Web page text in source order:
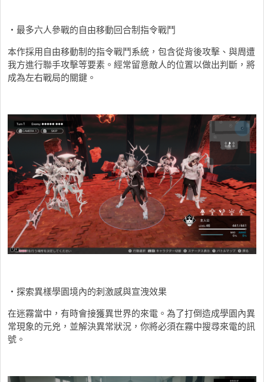
・最多六人參戰的自由移動回合制指令戰鬥
本作採用自由移動制的指令戰鬥系統，包含從背後攻擊、與周遭
我方進行聯手攻擊等要素。經常留意敵人的位置以做出判斷，將
成為左右戰局的關鍵。
・探索異樣學園境內的刺激感與宣洩效果
在迷霧當中，有時會接獲異世界的來電。為了打倒造成學園內異
常現象的元兇，並解決異常狀況，你將必須在霧中搜尋來電的訊
號。